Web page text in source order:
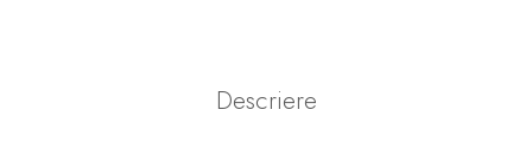
Descriere